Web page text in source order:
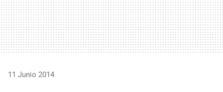
11 Junio 2014